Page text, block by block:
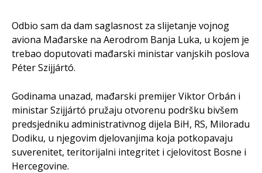
Odbio sam da dam saglasnost za slijetanje vojnog
aviona Mađarske na Aerodrom Banja Luka, u kojem je
trebao doputovati mađarski ministar vanjskih poslova
Péter Szijjártó.
Godinama unazad, mađarski premijer Viktor Orbán i
ministar Szijjártó pružaju otvorenu podršku bivšem
predsjedniku administrativnog dijela BiH, RS, Miloradu
Dodiku, u njegovim djelovanjima koja potkopavaju
suverenitet, teritorijalni integritet i cjelovitost Bosne i
Hercegovine.